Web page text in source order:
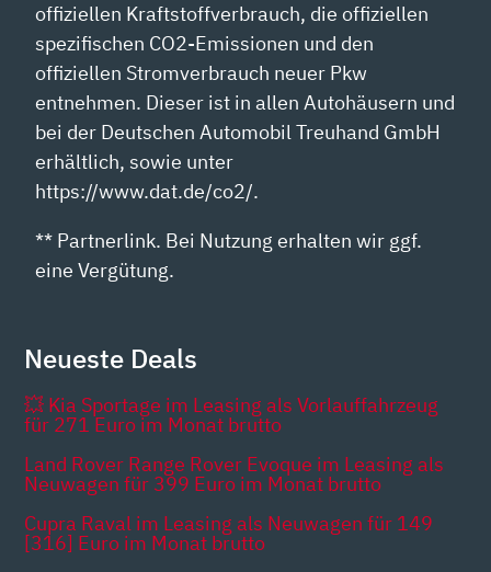
offiziellen Kraftstoffverbrauch, die offiziellen
spezifischen CO2-Emissionen und den
offiziellen Stromverbrauch neuer Pkw
entnehmen. Dieser ist in allen Autohäusern und
bei der Deutschen Automobil Treuhand GmbH
erhältlich, sowie unter
https://www.dat.de/co2/.
** Partnerlink. Bei Nutzung erhalten wir ggf.
eine Vergütung.
Neueste Deals
💥 Kia Sportage im Leasing als Vorlauffahrzeug
für 271 Euro im Monat brutto
Land Rover Range Rover Evoque im Leasing als
Neuwagen für 399 Euro im Monat brutto
Cupra Raval im Leasing als Neuwagen für 149
[316] Euro im Monat brutto